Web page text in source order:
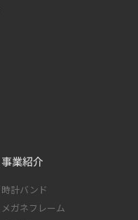
事業紹介
時計バンド
メガネフレーム